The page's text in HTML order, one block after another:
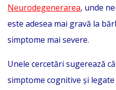
Neurodegenerarea, unde
este adesea mai gravă la
simptome mai severe.
Unele cercetări sugerează
simptome cognitive și